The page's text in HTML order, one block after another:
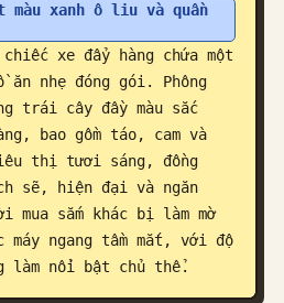
màu xanh ô liu và quần
xe đẩy hàng chứa một
nhẹ đóng gói. Phông
trái cây đầy màu sắc
bao gồm táo, cam và
thị tươi sáng, đồng
sẽ, hiện đại và ngăn
mua sắm khác bị làm mờ
máy ngang tầm mắt, với độ
làm nổi bật chủ thể.